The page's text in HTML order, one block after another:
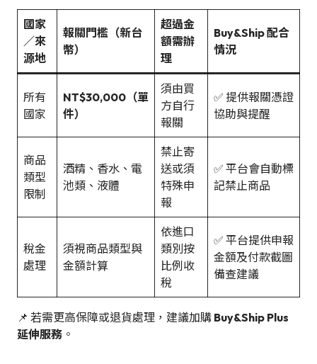
國家
／來
源地
報關門檻（新台
幣）
超過金
額需辦
理
Buy&Ship 配合
情況
所有
國家
NT$30,000（單
件）
須由買
方自行
報關
✅ 提供報關憑證
協助與提醒
商品
類型
限制
酒精、香水、電
池類、液體
禁止寄
送或須
特殊申
報
✅ 平台會自動標
記禁止商品
稅金
處理
須視商品類型與
金額計算
依進口
類別按
比例收
稅
✅ 平台提供申報
金額及付款截圖
備查建議
📌 若需更高保障或退貨處理，建議加購 Buy&Ship Plus
延伸服務 。